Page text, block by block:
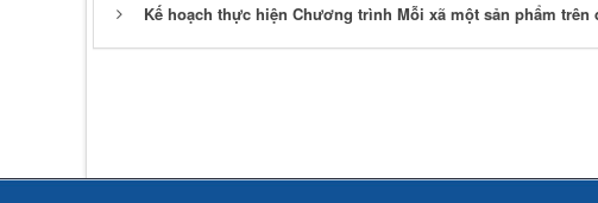
Kế hoạch thực hiện Chương trình Mỗi xã một sản phẩm trên